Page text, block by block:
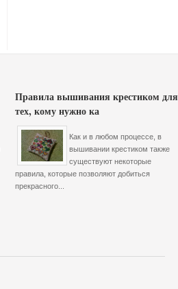
Правила вышивания крестиком для
тех, кому нужно ка
Как и в любом процессе, в
вышивании крестиком также
существуют некоторые
правила, которые позволяют добиться
прекрасного...